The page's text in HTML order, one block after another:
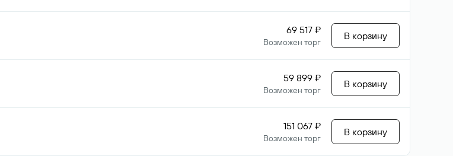
69 517 ₽
Возможен торг
В корзину
59 899 ₽
Возможен торг
В корзину
151 067 ₽
Возможен торг
В корзину